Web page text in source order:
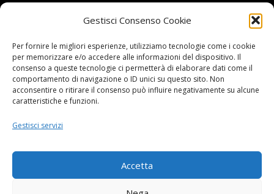
Gestisci Consenso Cookie
Per fornire le migliori esperienze, utilizziamo tecnologie come i cookie
per memorizzare e/o accedere alle informazioni del dispositivo. Il
consenso a queste tecnologie ci permetterà di elaborare dati come il
comportamento di navigazione o ID unici su questo sito. Non
acconsentire o ritirare il consenso può influire negativamente su alcune
caratteristiche e funzioni.
Gestisci servizi
Accetta
BOYS DISCO VICENZA
Via Oreficeria, 68 –36100 Vicenza (VI)
Tel.+39 0444 960737
P.I.03908300241